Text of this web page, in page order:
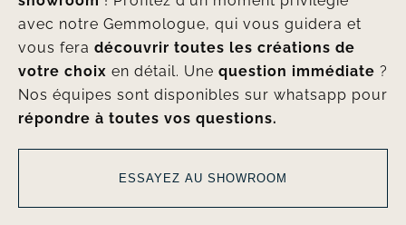
showroom ! Profitez d'un moment privilégié
avec notre Gemmologue, qui vous guidera et
vous fera découvrir toutes les créations de
votre choix en détail. Une question immédiate ?
Nos équipes sont disponibles sur whatsapp pour
répondre à toutes vos questions.